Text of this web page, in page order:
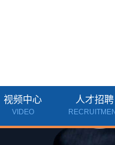
视频中心
VIDEO
人才招聘